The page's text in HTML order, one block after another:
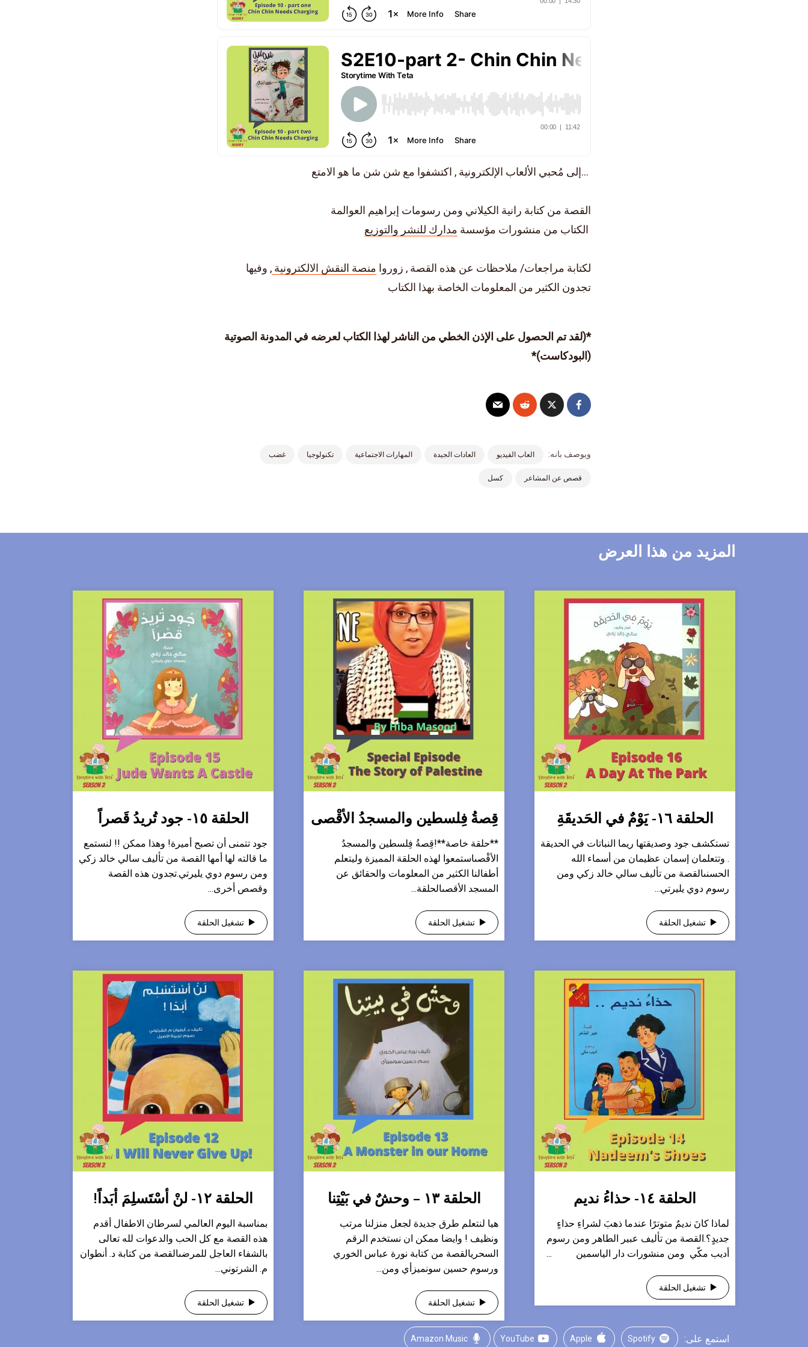
…إلى مُحبي الألعاب الإلكترونية , اكتشفوا مع شن شن ما هو الامتع
القصة من كتابة رانية الكيلاني ومن رسومات إبراهيم العوالمة
الكتاب من منشورات مؤسسة مدارك للنشر والتوزيع
لكتابة مراجعات/ ملاحظات عن هذه القصة , زوروا منصة النقش الالكترونية , وفيها
تجدون الكثير من المعلومات الخاصة بهذا الكتاب
*(لقد تم الحصول على الإذن الخطي من الناشر لهذا الكتاب لعرضه في المدونة الصوتية
(البودكاست)*
ويوصف بانه: العاب الفيديو العادات الجيدة المهارات الاجتماعية تكنولوجيا غضب
قصص عن المشاعر كسل
المزيد من هذا العرض
الحلقة ١٦- يَوْمٌ في الحَديقَةِ
تستكشف جود وصديقتها ريما النباتات في الحديقة
. وتتعلمان إسمان عظيمان من أسماء الله
الحسنىالقصة من تأليف سالي خالد زكي ومن
رسوم دوي يليرتي...
تشغيل الحلقة
قِصةُ فِلسطين والمسجدُ الأقْصى
**حلقة خاصة**!قِصةُ فِلسطين والمسجدُ
الأقْصىاستمعوا لهذه الحلقة المميزة وليتعلم
أطفالنا الكثير من المعلومات والحقائق عن
المسجد الأقصىالحلقة...
تشغيل الحلقة
الحلقة ١٥- جود تُريدُ قَصراً
جود تتمنى أن تصبح أميرة! وهذا ممكن !! لنستمع
ما قالته لها أمها القصة من تأليف سالي خالد زكي
ومن رسوم دوي يليرتي.تجدون هذه القصة
وقصص أخرى...
تشغيل الحلقة
الحلقة ١٤- حذاءُ نديم
لماذا كانَ نديمٌ متوترًا عندما ذهبَ لشراءِ حذاءٍ
جديدٍ؟‎.القصة من تأليف عبير الطاهر ومن رسوم
أديب مكّي ‎ومن منشورات دار الياسمين ...
تشغيل الحلقة
الحلقة ١٣ – وحشٌ في بَيْتِنا
هيا لنتعلم طرق جديدة لجعل منزلنا مرتب
ونظيف ! وايضا ممكن ان نستخدم الرقم
السحريالقصة من كتابة نورة عباس الخوري
ورسوم حسين سونميزأي ومن...
تشغيل الحلقة
الحلقة ١٢- لنْ أسْتَسلِمَ أبَداً!
بمناسبة اليوم العالمي لسرطان الاطفال أقدم
هذه القصة مع كل الحب والدعوات لله تعالى
بالشفاء العاجل للمرضىالقصة من كتابة د. أنطوان
م. الشرتوني...
تشغيل الحلقة
استمع على: Spotify
Apple
YouTube
Amazon Music